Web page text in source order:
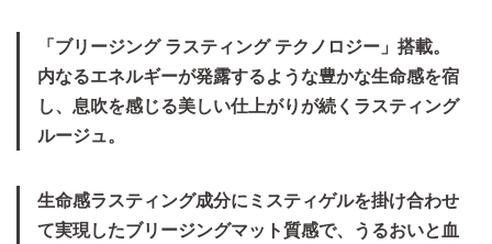
「ブリージング ラスティング テクノロジー」搭載。
内なるエネルギーが発露するような豊かな生命感を宿
し、息吹を感じる美しい仕上がりが続くラスティング
ルージュ。
生命感ラスティング成分にミスティゲルを掛け合わせ
て実現したブリージングマット質感で、うるおいと血